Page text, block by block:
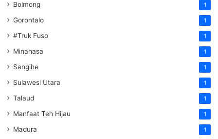
Bolmong 1
Gorontalo 1
#Truk Fuso 1
Minahasa 1
Sangihe 1
Sulawesi Utara 1
Talaud 1
Manfaat Teh Hijau 1
Madura 1